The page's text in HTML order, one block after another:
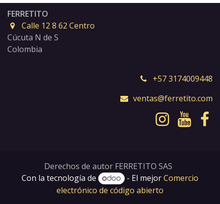
FERRETITO
Calle 12 8 62 Centro
Cúcuta N de S
Colombia
+57 3174009448
ventas@ferretito.com
Derechos de autor FERRETITO SAS
Con la tecnología de
- El mejorComercio
electrónico de código abierto